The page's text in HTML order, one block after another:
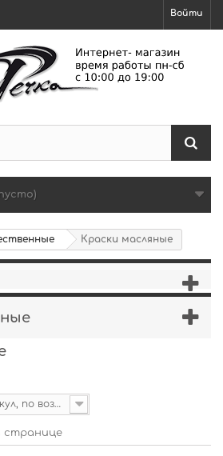
Войти
Краски масляные
Артикул, по возрастанию
странице